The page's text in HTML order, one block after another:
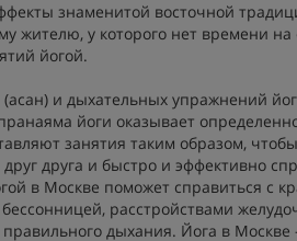
знаменитой восточной
жителю, у которого нет времени
йогой.
и дыхательных упражнений
йоги оказывает
занятия таким образом,
друга и быстро и эффективно
в Москве поможет справиться с
расстройствами
дыхания. Йога в Москве